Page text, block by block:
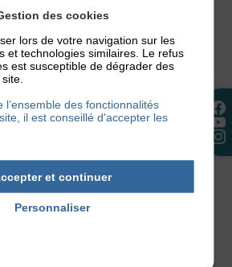
Française de l’Eczéma a
: DERMATITE
DE L’ADULTE
la première journée mondiale de
des cookies
lors de votre navigation sur les
et technologies similaires. Le refus
est susceptible de dégrader des
l’ensemble des fonctionnalités
il est conseillé d'accepter les
et continuer
Personnaliser